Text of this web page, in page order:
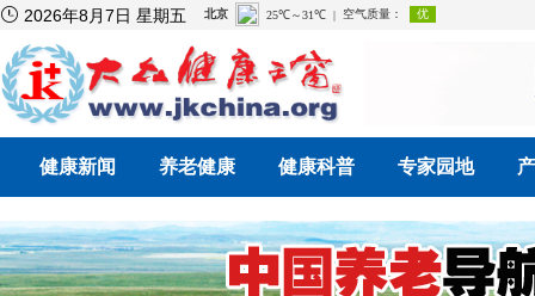
 2026年8月7日 星期五
健康新闻 养老健康 健康科普 专家园地